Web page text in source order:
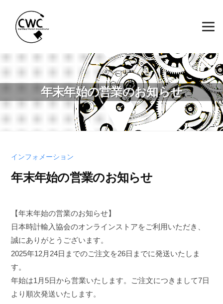
ツ
へ
ス
キ
ッ
プ
年末年始の営業のお知らせ
インフォメーション
年末年始の営業のお知らせ
【年末年始の営業のお知らせ】
日本時計輸入協会のオンラインストアをご利用いただき、
誠にありがとうございます。
2025年12月24日までのご注文を26日までに発送いたしま
す。
年始は1月5日から営業いたします。ご注文につきまして7日
より順次発送いたします。